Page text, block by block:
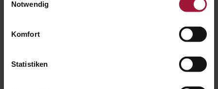
Datenschutzerklärung und Cookie Policy.
Notwendig
Komfort
Statistiken